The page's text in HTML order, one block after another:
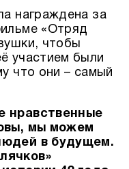
награждена за
«Отряд
чтобы
участием были
что они – самый
нравственные
мы можем
в будущем.